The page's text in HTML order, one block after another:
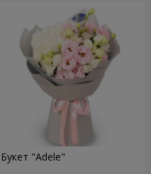
Букет "Adele"